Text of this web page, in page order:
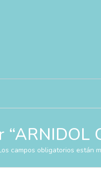
campos obligatorios están